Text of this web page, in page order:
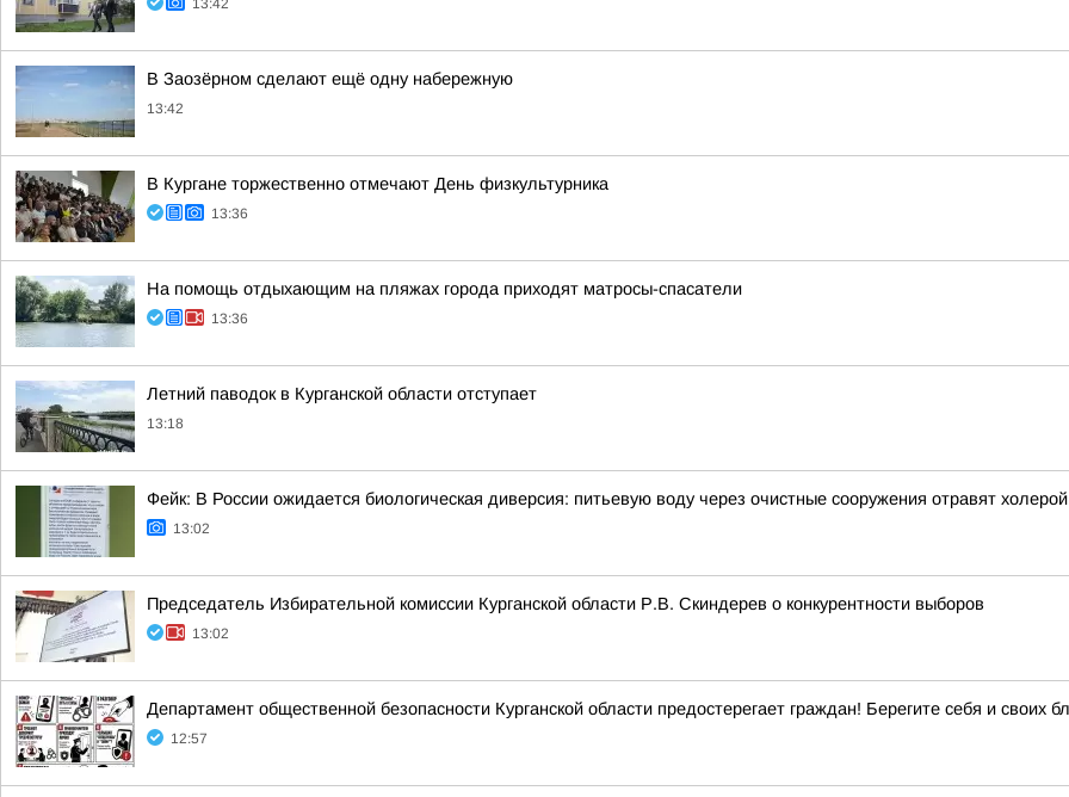
13:42
В Заозёрном сделают ещё одну набережную
13:42
В Кургане торжественно отмечают День физкультурника
13:36
На помощь отдыхающим на пляжах города приходят матросы-спасатели
13:36
Летний паводок в Курганской области отступает
13:18
Фейк: В России ожидается биологическая диверсия: питьевую воду через очистные сооружения отравят холерой
13:02
Председатель Избирательной комиссии Курганской области Р.В. Скиндерев о конкурентности выборов
13:02
Департамент общественной безопасности Курганской области предостерегает граждан! Берегите себя и своих
12:57